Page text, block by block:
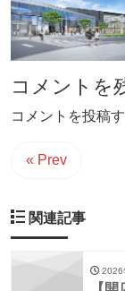
コメントを
コメントを投稿
« Prev
関連記事
2026